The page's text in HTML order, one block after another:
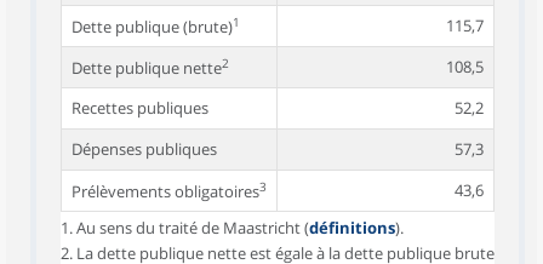
Dette publique (brute)1
115,7
Dette publique nette2
108,5
Recettes publiques
52,2
Dépenses publiques
57,3
Prélèvements obligatoires3
43,6
1. Au sens du traité de Maastricht (définitions).
2. La dette publique nette est égale à la dette publique brute